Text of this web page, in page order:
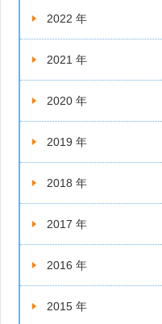
2022 年
2021 年
2020 年
2019 年
2018 年
2017 年
2016 年
2015 年